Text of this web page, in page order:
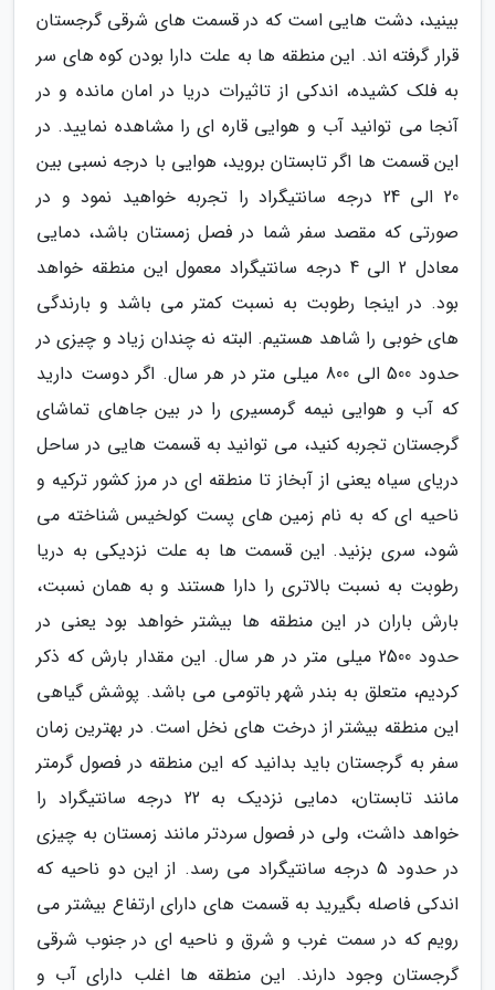
بینید، دشت هایی است که در قسمت های شرقی گرجستان
قرار گرفته اند. این منطقه ها به علت دارا بودن کوه های سر
به فلک کشیده، اندکی از تاثیرات دریا در امان مانده و در
آنجا می توانید آب و هوایی قاره ای را مشاهده نمایید. در
این قسمت ها اگر تابستان بروید، هوایی با درجه نسبی بین
20 الی 24 درجه سانتیگراد را تجربه خواهید نمود و در
صورتی که مقصد سفر شما در فصل زمستان باشد، دمایی
معادل 2 الی 4 درجه سانتیگراد معمول این منطقه خواهد
بود. در اینجا رطوبت به نسبت کمتر می باشد و بارندگی
های خوبی را شاهد هستیم. البته نه چندان زیاد و چیزی در
حدود 500 الی 800 میلی متر در هر سال. اگر دوست دارید
که آب و هوایی نیمه گرمسیری را در بین جاهای تماشای
گرجستان تجربه کنید، می توانید به قسمت هایی در ساحل
دریای سیاه یعنی از آبخاز تا منطقه ای در مرز کشور ترکیه و
ناحیه ای که به نام زمین های پست کولخیس شناخته می
شود، سری بزنید. این قسمت ها به علت نزدیکی به دریا
رطوبت به نسبت بالاتری را دارا هستند و به همان نسبت،
بارش باران در این منطقه ها بیشتر خواهد بود یعنی در
حدود 2500 میلی متر در هر سال. این مقدار بارش که ذکر
کردیم، متعلق به بندر شهر باتومی می باشد. پوشش گیاهی
این منطقه بیشتر از درخت های نخل است. در بهترین زمان
سفر به گرجستان باید بدانید که این منطقه در فصول گرمتر
مانند تابستان، دمایی نزدیک به 22 درجه سانتیگراد را
خواهد داشت، ولی در فصول سردتر مانند زمستان به چیزی
در حدود 5 درجه سانتیگراد می رسد. از این دو ناحیه که
اندکی فاصله بگیرید به قسمت های دارای ارتفاع بیشتر می
رویم که در سمت غرب و شرق و ناحیه ای در جنوب شرقی
گرجستان وجود دارند. این منطقه ها اغلب دارای آب و